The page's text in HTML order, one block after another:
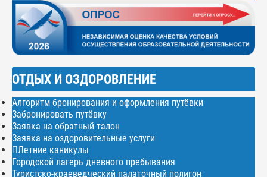
ОТДЫХ И ОЗДОРОВЛЕНИЕ
Алгоритм бронирования и оформления путёвки
Забронировать путёвку
Заявка на обратный талон
Заявка на оздоровительные услуги
Летние каникулы
Городской лагерь дневного пребывания
Туристско-краеведческий палаточный полигон